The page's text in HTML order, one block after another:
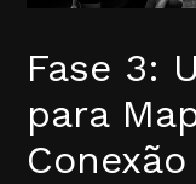
Fase 3:
para